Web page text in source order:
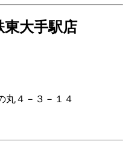
東大手駅店
丸４－３－１４